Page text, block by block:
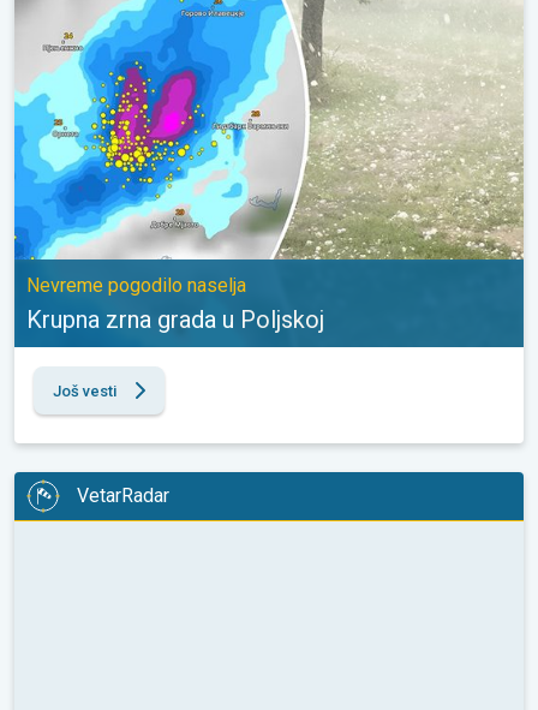
Nevreme pogodilo naselja
Krupna zrna grada u Poljskoj
Još vesti
VetarRadar